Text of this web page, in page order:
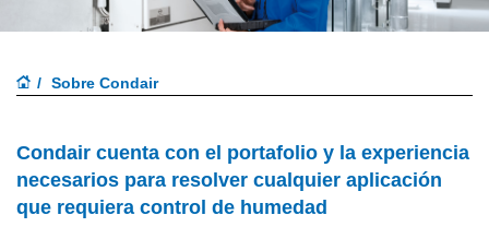
Sobre Condair
Condair cuenta con el portafolio y la experiencia
necesarios para resolver cualquier aplicación
que requiera control de humedad